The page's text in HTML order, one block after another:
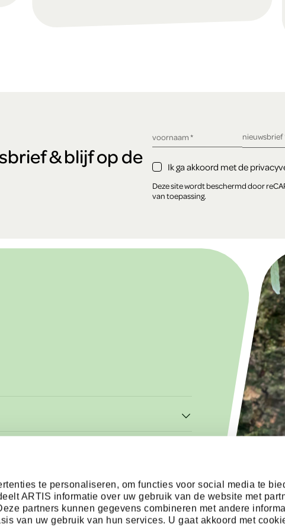
te personaliseren, om functies voor social media te
ARTIS informatie over uw gebruik van de website met
partners kunnen gegevens combineren met andere
van uw gebruik van hun services. U gaat akkoord met
& blijf op de
verplicht veld
voornaam* verplicht
nieuwsbrief
Ik ga akkoord met de
Deze site wordt beschermd door
van toepassing.